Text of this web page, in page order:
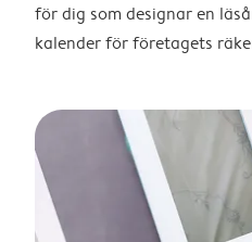
för dig som designar en
kalender för företagets